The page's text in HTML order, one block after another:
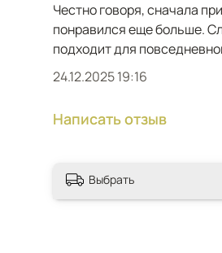
Честно говоря, сначала
понравился еще больше.
подходит для
24.12.2025 19:16
Написать отзыв
Выбрать